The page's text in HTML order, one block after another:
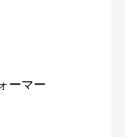
ーマー